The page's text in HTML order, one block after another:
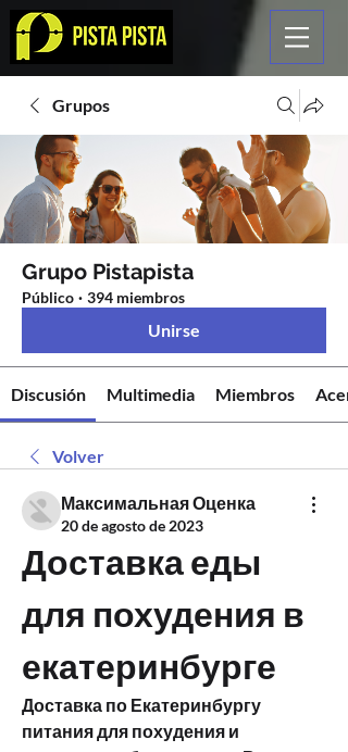
Grupos
Grupo Pistapista
Público · 394 miembros
Unirse
Discusión Multimedia Miembros
Volver
Максимальная Оценка
20 de agosto de 2023
Доставка еды
для похудения в
екатеринбурге
Доставка по Екатеринбургу
питания для похудения и